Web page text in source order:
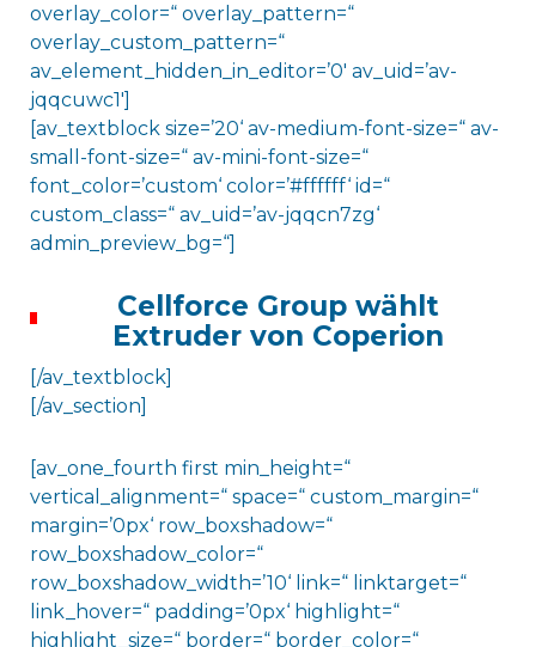
overlay_color=“ overlay_pattern=“
overlay_custom_pattern=“
av_element_hidden_in_editor=’0′ av_uid=’av-
jqqcuwc1′]
[av_textblock size=’20‘ av-medium-font-size=“ av-
small-font-size=“ av-mini-font-size=“
font_color=’custom‘ color=’#ffffff‘ id=“
custom_class=“ av_uid=’av-jqqcn7zg‘
admin_preview_bg=“]
Cellforce Group wählt
Extruder von Coperion
[/av_textblock]
[/av_section]
[av_one_fourth first min_height=“
vertical_alignment=“ space=“ custom_margin=“
margin=’0px‘ row_boxshadow=“
row_boxshadow_color=“
row_boxshadow_width=’10‘ link=“ linktarget=“
link_hover=“ padding=’0px‘ highlight=“
highlight_size=“ border=“ border_color=“